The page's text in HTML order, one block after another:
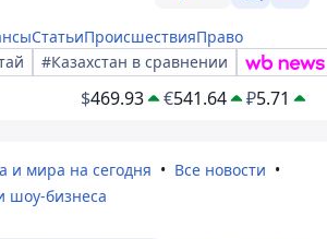
СтатьиПроисшествияПраво
#Казахстан в сравнении
$469.93 €541.64 ₽5.71
и мира на сегодня
Все новости
шоу-бизнеса